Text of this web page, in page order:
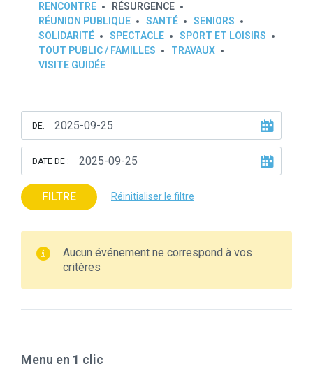
RENCONTRE
RÉSURGENCE
RÉUNION PUBLIQUE
SANTÉ
SENIORS
SOLIDARITÉ
SPECTACLE
SPORT ET LOISIRS
TOUT PUBLIC / FAMILLES
TRAVAUX
VISITE GUIDÉE
DE:
DATE DE :
FILTRE Réinitialiser le filtre
Aucun événement ne correspond à vos
critères
Menu en 1 clic